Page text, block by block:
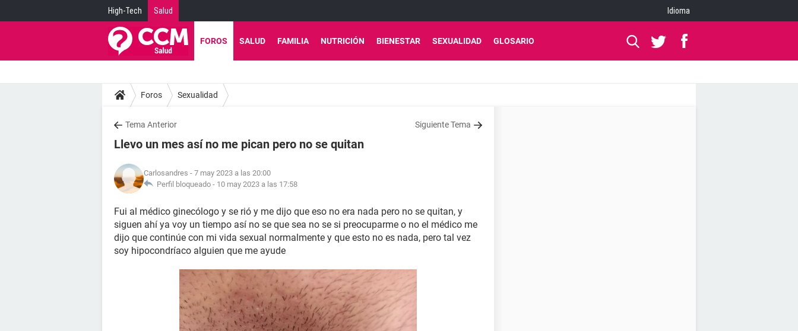
High-Tech Salud Idioma
FOROS SALUD FAMILIA NUTRICIÓN BIENESTAR SEXUALIDAD GLOSARIO
Foros Sexualidad
Tema Anterior Siguiente Tema
Llevo un mes así no me pican pero no se quitan
Carlosandres - 7 may 2023 a las 20:00
Perfil bloqueado - 10 may 2023 a las 17:58
Fui al médico ginecólogo y se rió y me dijo que eso no era nada pero no se quitan, y
siguen ahí ya voy un tiempo así no se que sea no se si preocuparme o no el médico me
dijo que continúe con mi vida sexual normalmente y que esto no es nada, pero tal vez
soy hipocondríaco alguien que me ayude